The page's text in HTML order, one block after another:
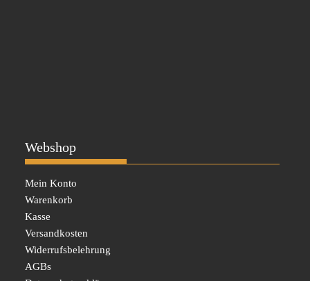
Webshop
Mein Konto
Warenkorb
Kasse
Versandkosten
Widerrufsbelehrung
AGBs